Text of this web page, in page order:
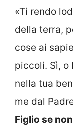
«Ti rendo
della terra,
cose ai
piccoli. Sì, o
nella tua
me dal
Figlio se